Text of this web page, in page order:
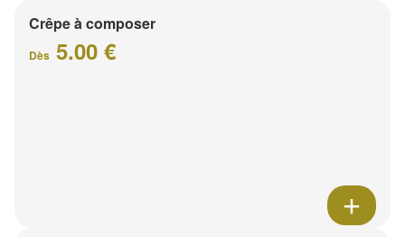
Crêpe à composer
Dès 5.00 €